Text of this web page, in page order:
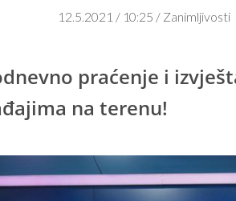
12.5.2021 / 10:25 / Zanimljivosti
praćenje i
na terenu!